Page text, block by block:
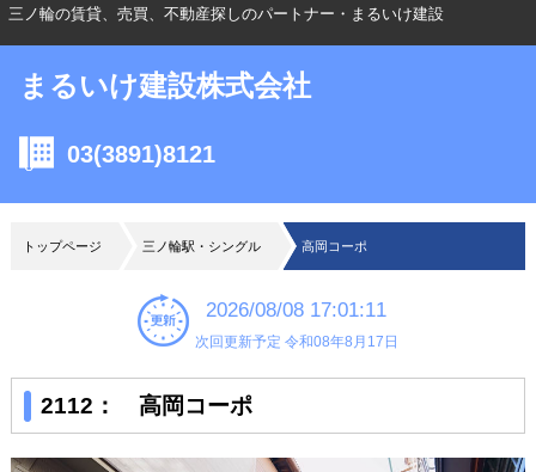
三ノ輪の賃貸、売買、不動産探しのパートナー・まるいけ建設
まるいけ建設株式会社
03(3891)8121
トップページ 三ノ輪駅・シングル 高岡コーポ
2026/08/08 17:01:11
次回更新予定 令和08年8月17日
2112： 高岡コーポ